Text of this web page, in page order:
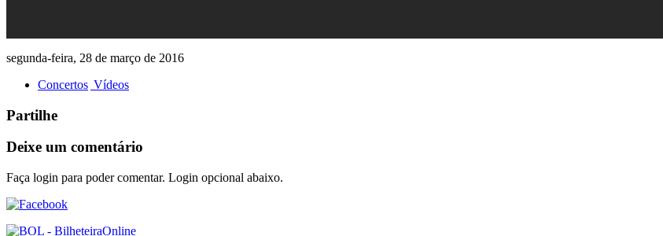
segunda-feira, 28 de março de 2016
Concertos Vídeos
Partilhe
Deixe um comentário
Faça login para poder comentar. Login opcional abaixo.